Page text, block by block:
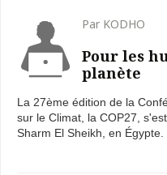
Par KODHO
Pour les
planète
La 27ème édition de la
sur le Climat, la COP27,
Sharm El Sheikh, en Égypte.